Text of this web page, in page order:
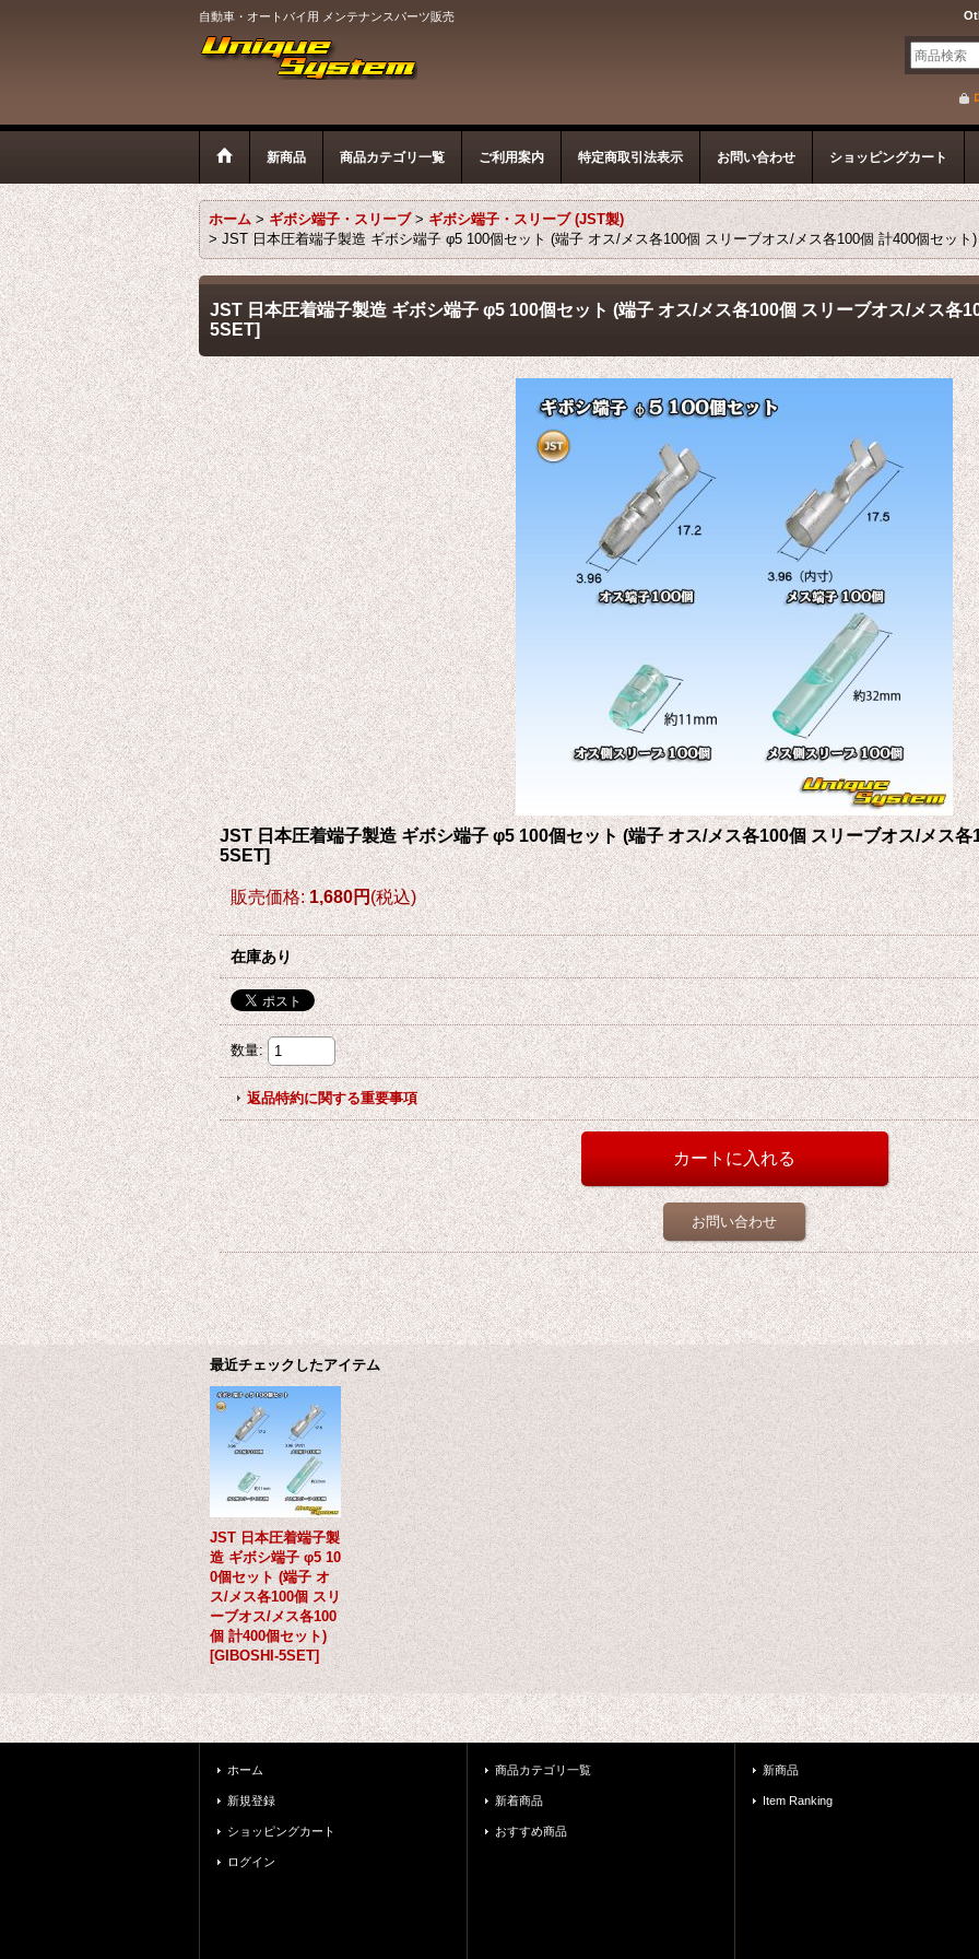
自動車・オートバイ用 メンテナンスパーツ販売
新商品 商品カテゴリ一覧 ご利用案内 特定商取引法表示 お問い合わせ ショッピングカート
ホーム > ギボシ端子・スリーブ > ギボシ端子・スリーブ (JST製)
> JST 日本圧着端子製造 ギボシ端子 φ5 100個セット (端子 オス/メス各100個 スリーブオス/メス各100個 計400個セット)
JST 日本圧着端子製造 ギボシ端子 φ5 100個セット (端子 オス/メス各100個 スリーブオス/メス各
5SET]
JST 日本圧着端子製造 ギボシ端子 φ5 100個セット (端子 オス/メス各100個 スリーブオス/メス
5SET]
販売価格: 1,680円(税込)
在庫あり
数量:
返品特約に関する重要事項
お問い合わせ
最近チェックしたアイテム
JST 日本圧着端子製
造 ギボシ端子 φ5 10
0個セット (端子 オ
ス/メス各100個 スリ
ーブオス/メス各100
個 計400個セット)
[GIBOSHI-5SET]
ホーム
新規登録
ショッピングカート
ログイン
商品カテゴリ一覧
新着商品
おすすめ商品
新商品
Item Ranking